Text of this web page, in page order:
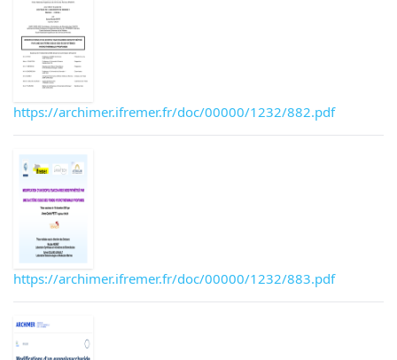
https://archimer.ifremer.fr/doc/00000/1232/882.pdf
https://archimer.ifremer.fr/doc/00000/1232/883.pdf